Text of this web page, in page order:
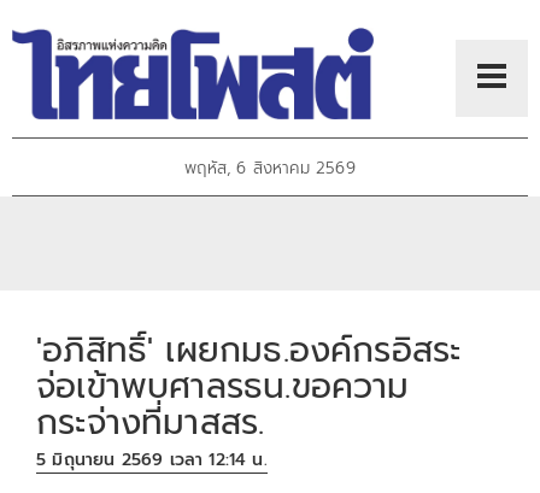
พฤหัส, 6 สิงหาคม 2569
'อภิสิทธิ์' เผยกมธ.องค์กรอิสระ
จ่อเข้าพบศาลรธน.ขอความ
กระจ่างที่มาสสร.
5 มิถุนายน 2569 เวลา 12:14 น.